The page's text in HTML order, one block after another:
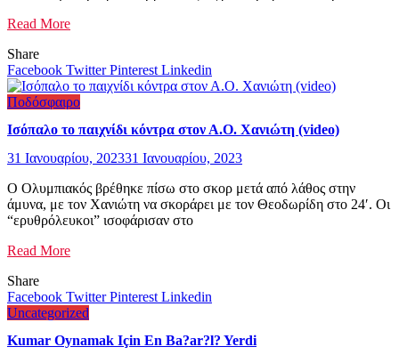
Read More
Share
Facebook TwitterPinterest Linkedin
Ποδόσφαιρο
Ισόπαλο το παιχνίδι κόντρα στον Α.Ο. Χανιώτη (video)
31 Ιανουαρίου, 202331 Ιανουαρίου, 2023
Ο Ολυμπιακός βρέθηκε πίσω στο σκορ μετά από λάθος στην
άμυνα, με τον Χανιώτη να σκοράρει με τον Θεοδωρίδη στο 24′. Οι
“ερυθρόλευκοι” ισοφάρισαν στο
Read More
Share
Facebook TwitterPinterest Linkedin
Uncategorized
Kumar Oynamak Için En Ba?ar?l? Yerdi